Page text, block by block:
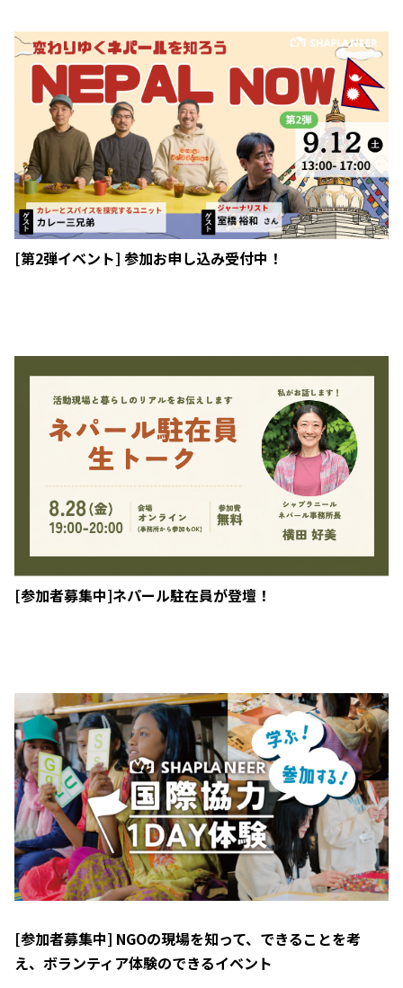
[第2弾イベント] 参加お申し込み受付中！
[参加者募集中]ネパール駐在員が登壇！
[参加者募集中] NGOの現場を知って、できることを考
え、ボランティア体験のできるイベント